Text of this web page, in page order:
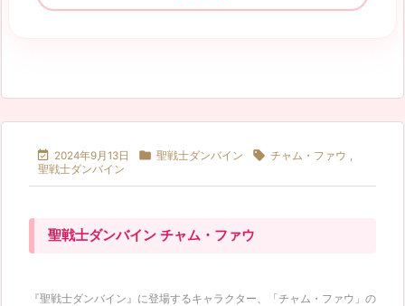
 2024年9月13日  聖戦士ダンバイン  チャム・ファウ ,
聖戦士ダンバイン
聖戦士ダンバイン チャム・ファウ
『聖戦士ダンバイン』に登場するキャラクター、「チャム・ファウ」の